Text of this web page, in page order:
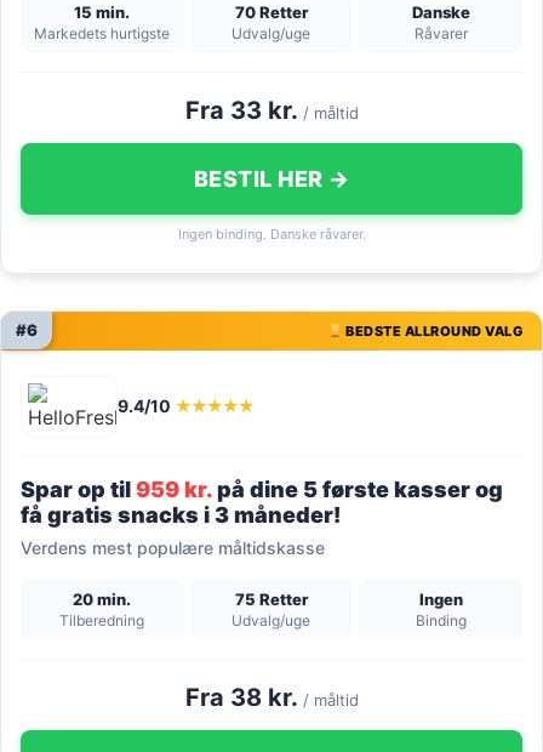
15 min.
Markedets hurtigste
70 Retter
Udvalg/uge
Danske
Råvarer
Fra 33 kr. / måltid
BESTIL HER →
Ingen binding. Danske råvarer.
BEDSTE ALLROUND VALG
#6
9.4/10 ★★★★★
Spar op til959 kr.på dine 5 første kasser og
få gratis snacks i 3 måneder!
Verdens mest populære måltidskasse
20 min.
Tilberedning
75 Retter
Udvalg/uge
Ingen
Binding
Fra 38 kr. / måltid